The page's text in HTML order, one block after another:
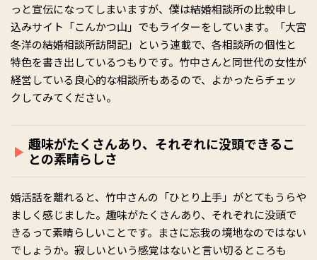
っと宣伝になってしまいますが、僕は結婚相談所の比較申し
込みサイト「こんかつ山」でもライターをしています。「大宮
冬洋の結婚相談所訪問記」という連載で、各相談所の個性と
特色を書き出しているつもりです。竹中さんと同世代の女性が
経営している良心的な相談所もあるので、よかったらチェッ
クしてみてください。
趣味がたくさんあり、それぞれに没頭できるこ
との素晴らしさ
婚活話を離れると、竹中さんの「ひとり上手」がとてもうらや
ましく感じました。趣味がたくさんあり、それぞれに没頭で
きるって素晴らしいことです。まさに忘我の境地なのではない
でしょうか。寂しいという感覚はないと言い切るところも